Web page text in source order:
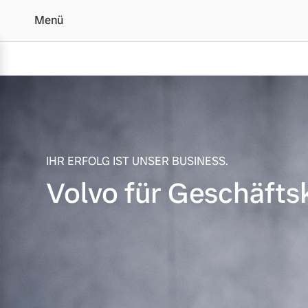
Volvo für
Menü
6 Modelle
IHR ERFOLG IST UNSER BUSINESS.
Volvo für